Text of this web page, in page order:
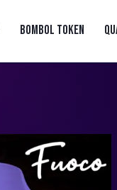
BOMBOL TOKEN